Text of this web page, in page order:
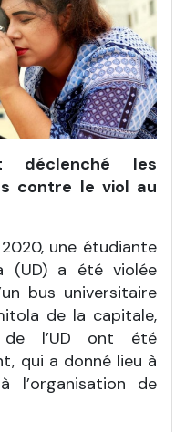
déclenché les
contre le viol au
une étudiante
(UD) a été violée
bus universitaire
de la capitale,
de l’UD ont été
qui a donné lieu à
l’organisation de